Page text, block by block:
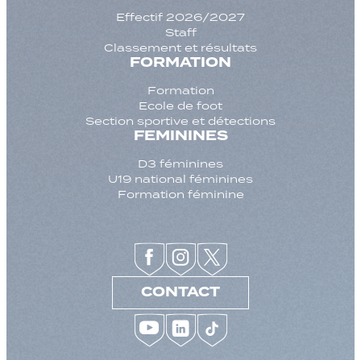
Effectif 2026/2027
Staff
Classement et résultats
FORMATION
Formation
Ecole de foot
Section sportive et détections
FEMININES
D3 féminines
U19 national féminines
Formation féminine
CONTACT